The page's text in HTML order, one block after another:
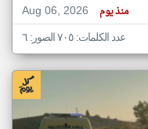
Aug 06, 2026
منذ يوم
عدد الكلمات: ٧٠٥ الصور: ٦